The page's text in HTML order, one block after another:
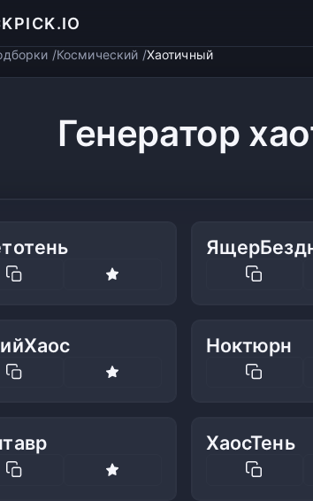
Космический Хаотичный
Генератор
Ноктюрн
ХаосТень